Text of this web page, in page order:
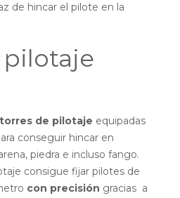
de hincar el pilote en la
pilotaje
de pilotaje equipadas
conseguir hincar en
piedra e incluso fango.
consigue fijar pilotes de
con precisión gracias a